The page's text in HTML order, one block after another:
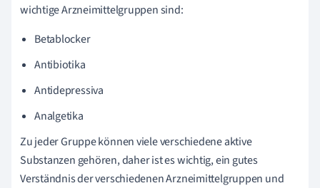
wichtige Arzneimittelgruppen sind:
Betablocker
Antibiotika
Antidepressiva
Analgetika
Zu jeder Gruppe können viele verschiedene aktive
Substanzen gehören, daher ist es wichtig, ein gutes
Verständnis der verschiedenen Arzneimittelgruppen und